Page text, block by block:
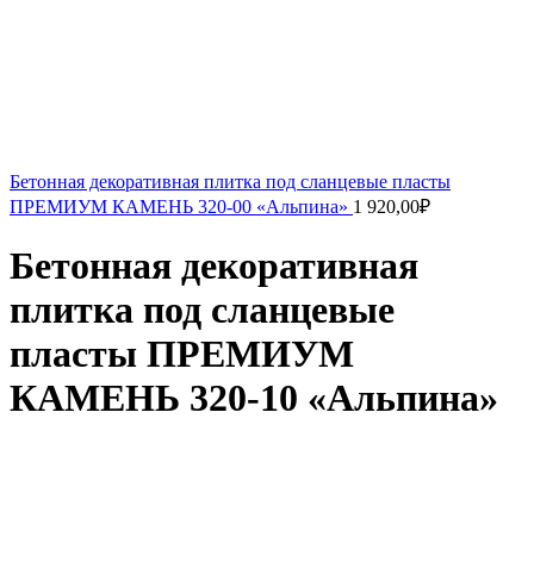
Бетонная декоративная плитка под сланцевые пласты
ПРЕМИУМ КАМЕНЬ 320-00 «Альпина» 1 920,00₽
Бетонная декоративная
плитка под сланцевые
пласты ПРЕМИУМ
КАМЕНЬ 320-10 «Альпина»